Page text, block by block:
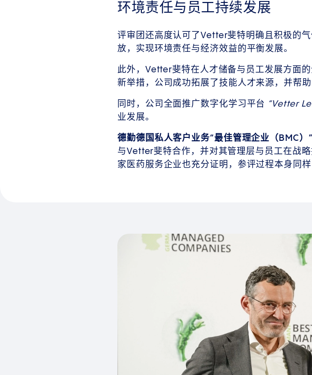
环境责任与员工持续发展
评审团还高度认可了Vetter斐特明确且积极的
放，实现环境责任与经济效益的平衡发展。
此外，Vetter斐特在人才储备与员工发展方面
新举措，公司成功拓展了技能人才来源，并帮
同时，公司全面推广数字化学习平台 “Vetter
业发展。
德勤德国私人客户业务“最佳管理企业（BMC
与Vetter斐特合作，并对其管理层与员工在战
家医药服务企业也充分证明，参评过程本身同